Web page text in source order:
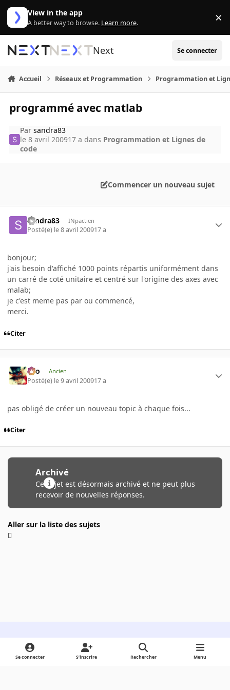
Aller au contenu
View in the app
A better way to browse. Learn more. ×
Next Se connecter
Accueil Réseaux et Programmation Programmation et
programmé avec matlab
Parsandra83
le 8 avril 200917 a dans Programmation et Lignes de
code
Commencer un nouveau sujet
sandra83 INpactien
Posté(e) le 8 avril 200917 a
bonjour;
j'ais besoin d'affiché 1000 points répartis uniformément dans
un carré de coté unitaire et centré sur l'origine des axes avec
malab;
je c'est meme pas par ou commencé,
merci.
Citer
eYo Ancien
Posté(e) le 9 avril 200917 a
pas obligé de créer un nouveau topic à chaque fois...
Citer
Archivé
Ce sujet est désormais archivé et ne peut plus
recevoir de nouvelles réponses.
Aller sur la liste des sujets
Light ModeDark ModeSystem Preference
Se connecter S’inscrire Rechercher Menu